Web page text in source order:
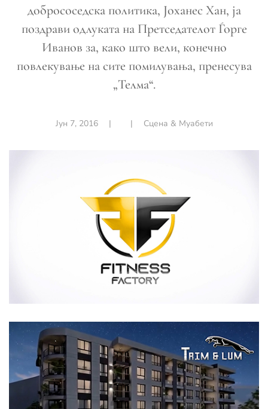
добрососедска политика, Јоханес Хан, ја
поздрави одлуката на Претседателот Ѓорге
Иванов за, како што вели, конечно
повлекување на сите помилувања, пренесува
„Телма“.
Јун 7, 2016| | Сцена & Муабети